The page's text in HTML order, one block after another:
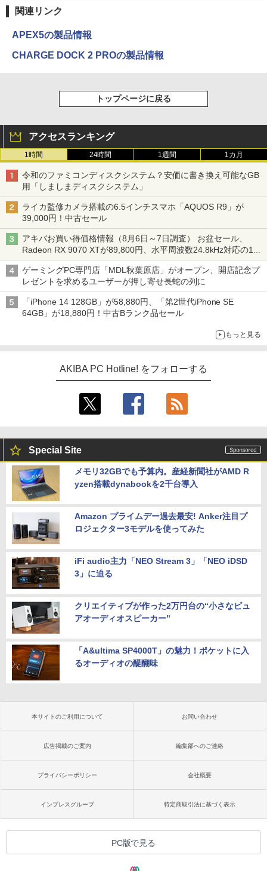
関連リンク
APEX5の製品情報
CHARGE DOCK 2 PROの製品情報
トップページに戻る
アクセスランキング
1時間 24時間 1週間 1カ月
令和のファミコンディスクシステム？安価に書き換え可能なGB
用「しましまディスクシステム」
ライカ監修カメラ搭載の6.5インチスマホ「AQUOS R9」が
39,000円！中古セール
アキバお買い得価格情報（8月6日～7日調査） お盆セール、
Radeon RX 9070 XTが89,800円、水平周波数24.8kHz対応の17
型モニターが9,801円、暑さ指数連動セール ほか
ゲーミングPC専門店「MDL秋葉原店」がオープン、開店記念プ
レゼントを求めるユーザーが押し寄せ長蛇の列に
「iPhone 14 128GB」が58,880円、「第2世代iPhone SE
64GB」が18,880円！中古Bランク品セール
もっと見る
AKIBA PC Hotline! をフォローする
Special Site
メモリ32GBでも予算内。産経新聞社がAMD R
yzen搭載dynabookを2千台導入
Amazon プライムデー過去最安! Anker注目プ
ロジェクター3モデルを使ってみた
iFi audio主力「NEO Stream 3」「NEO iDSD
3」に迫る
クリエイティブが作った2万円台の“小さなピュ
アオーディオスピーカー”
「A&ultima SP4000T」の魅力！ポケットに入
るオーディオの醍醐味
本サイトのご利用について お問い合わせ
広告掲載のご案内 編集部へのご連絡
プライバシーポリシー 会社概要
インプレスグループ 特定商取引法に基づく表示
PC版で見る